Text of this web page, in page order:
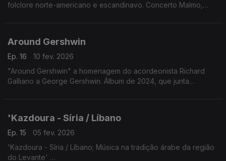
folclore norte-americano e escandinavo. Concerto Malmo,
Around Gershwin
Ep. 16
10 fev. 2026
"Around Gershwin" a homenagem do acordeonista Richard
Galliano a George Gershwin. Álbum de 2024, que junta
'Kazdoura - Síria / Líbano
Ep. 15
05 fev. 2026
'Kazdoura - Síria / Líbano; Música na tradição árabe da região
do Levante'